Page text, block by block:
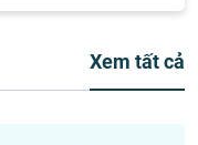
Xem tất cả